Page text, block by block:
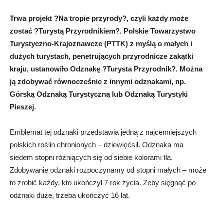
Trwa projekt ?Na tropie przyrody?, czyli każdy może
zostać ?Turystą Przyrodnikiem?. Polskie Towarzystwo
Turystyczno-Krajoznawcze (PTTK) z myślą o małych i
dużych turystach, penetrujących przyrodnicze zakątki
kraju, ustanowiło Odznakę ?Turysta Przyrodnik?. Można
ją zdobywać równocześnie z innymi odznakami, np.
Górską Odznaką Turystyczną lub Odznaką Turystyki
Pieszej.
Emblemat tej odznaki przedstawia jedną z najcenniejszych
polskich roślin chronionych – dziewięćsił. Odznaka ma
siedem stopni różniących się od siebie kolorami tła.
Zdobywanie odznaki rozpoczynamy od stopni małych – może
to zrobić każdy, kto ukończył 7 rok życia. Żeby sięgnąć po
odznaki duże, trzeba ukończyć 16 lat.